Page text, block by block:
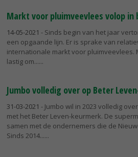
Markt voor pluimveevlees volop in
14-05-2021 - Sinds begin van het jaar
een opgaande lijn. Er is sprake van
internationale markt voor pluimveevlees.
lastig om...
Jumbo volledig over op Beter
31-03-2021 - Jumbo wil in 2023 volledig
met het Beter Leven-keurmerk. De
samen met de ondernemers die de
Sinds 2014...